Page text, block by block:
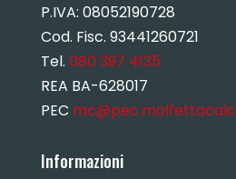
P.IVA: 08052190728
Cod. Fisc. 93441260721
Tel. 080 397 4135
REA BA-628017
PEC
Informazioni